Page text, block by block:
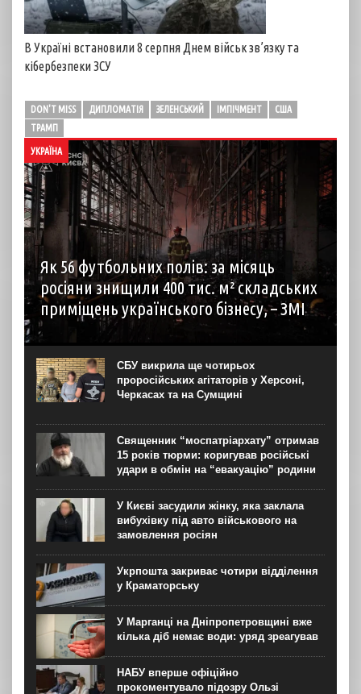
В Україні встановили 8 серпня Днем військ зв’язку та
кібербезпеки ЗСУ
DON'T MISS ДИПЛОМАТІЯ ЗЕЛЕНСЬКИЙ ІМПІЧМЕНТ
США
ТРАМП
УКРАЇНА
Як 56 футбольних полів: за місяць
росіяни знищили 400 тис. м² складських
приміщень українського бізнесу, – ЗМІ
Російські загарбники знищили складських приміщень
українського бізнесу на понад 400 тисяч квадратних
метрів, що еквівалентно 56-м футбольним полям. Про
це йдеться у матеріалі Forbes Ukraine, його цитує в
четвер, 6 серпня,...
СБУ викрила ще чотирьох
проросійських агітаторів у Херсоні,
Черкасах та на Сумщині
Священник “моспатріархату” отримав
15 років тюрми: коригував російські
удари в обмін на “евакуацію” родини
У Києві засудили жінку, яка заклала
вибухівку під авто військового на
замовлення росіян
Укрпошта закриває чотири відділення
у Краматорську
У Марганці на Дніпропетровщині вже
кілька діб немає води: уряд зреагував
НАБУ вперше офіційно
прокоментувало підозру Ользі